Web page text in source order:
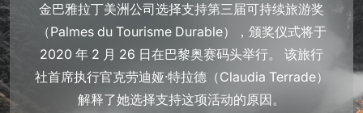
金巴雅拉丁美洲公司选择支持第三届可持续旅游奖
（Palmes du Tourisme Durable），颁奖仪式将于
2020 年 2 月 26 日在巴黎奥赛码头举行。 该旅行
社首席执行官克劳迪娅·特拉德（Claudia Terrade）
解释了她选择支持这项活动的原因。